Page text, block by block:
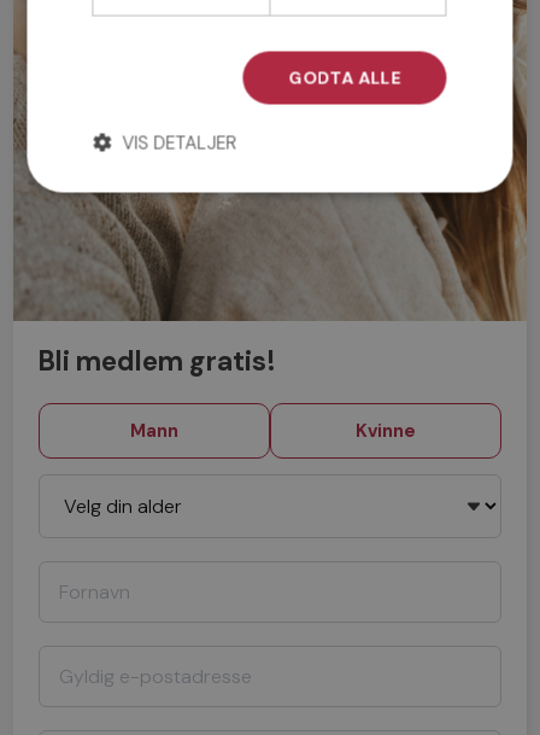
Bli medlem gratis!
Mann Kvinne
GODTA ALLE
VIS DETALJER